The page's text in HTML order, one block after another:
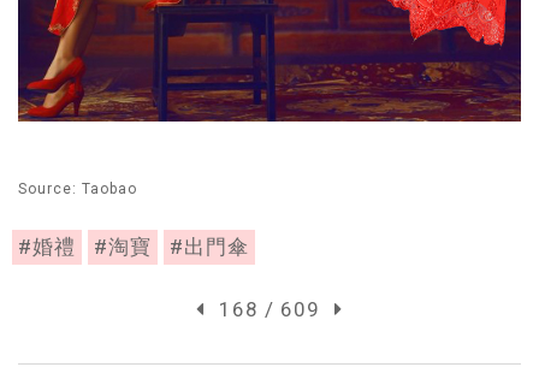
Source: Taobao
#婚禮 #淘寶 #出門傘
168 / 609